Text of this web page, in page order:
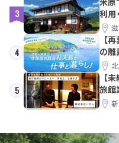
3
利用
4
【
の離
5
【
旅館
方